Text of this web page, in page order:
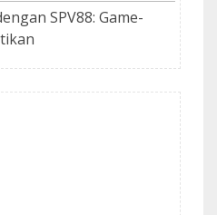
SPV88: Game-